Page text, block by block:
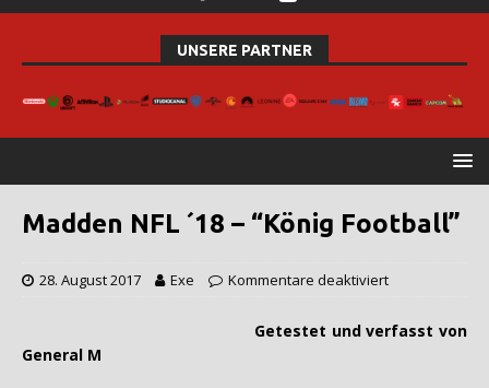
UNSERE PARTNER
Madden NFL ´18 – “König Football”
28. August 2017 Exe Kommentare deaktiviert
Getestet und verfasst von
General M